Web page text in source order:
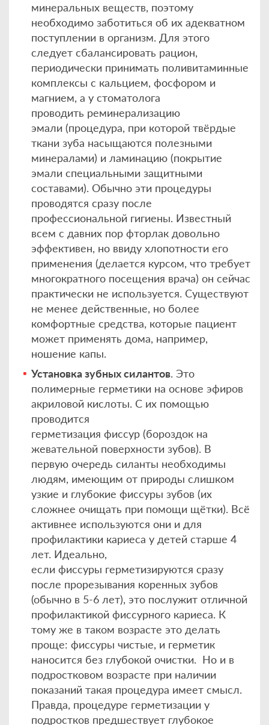
минеральных веществ, поэтому
необходимо заботиться об их адекватном
поступлении в организм. Для этого
следует сбалансировать рацион,
периодически принимать поливитаминные
комплексы с кальцием, фосфором и
магнием, а у стоматолога
проводить реминерализацию
эмали (процедура, при которой твёрдые
ткани зуба насыщаются полезными
минералами) и ламинацию (покрытие
эмали специальными защитными
составами). Обычно эти процедуры
проводятся сразу после
профессиональной гигиены. Известный
всем с давних пор фторлак довольно
эффективен, но ввиду хлопотности его
применения (делается курсом, что требует
многократного посещения врача) он сейчас
практически не используется. Существуют
не менее действенные, но более
комфортные средства, которые пациент
может применять дома, например,
ношение капы.
Установка зубныхсилантов. Это
полимерные герметики на основе эфиров
акриловой кислоты. С их помощью
проводится
герметизация фиссур (бороздок на
жевательной поверхности зубов). В
первую очередь силанты необходимы
людям, имеющим от природы слишком
узкие и глубокие фиссуры зубов (их
сложнее очищать при помощи щётки). Всё
активнее используются они и для
профилактики кариеса у детей старше 4
лет. Идеально,
если фиссуры герметизируются сразу
после прорезывания коренных зубов
(обычно в 5-6 лет), это послужит отличной
профилактикой фиссурного кариеса. К
тому же в таком возрасте это делать
проще: фиссуры чистые, и герметик
наносится без глубокой очистки. Но и в
подростковом возрасте при наличии
показаний такая процедура имеет смысл.
Правда, процедуре герметизации у
подростков предшествует глубокое